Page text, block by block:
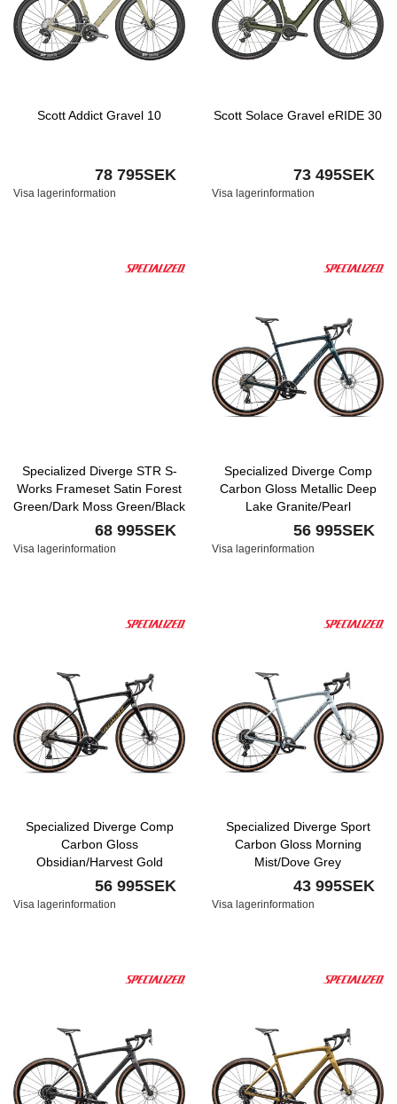
Scott Addict Gravel 10
78 795SEK
Visa lagerinformation
Scott Solace Gravel eRIDE 30
73 495SEK
Visa lagerinformation
Specialized Diverge STR S-
Works Frameset Satin Forest
Green/Dark Moss Green/Black
Pearl
68 995SEK
Visa lagerinformation
Specialized Diverge Comp
Carbon Gloss Metallic Deep
Lake Granite/Pearl
56 995SEK
Visa lagerinformation
Specialized Diverge Comp
Carbon Gloss
Obsidian/Harvest Gold
Metallic
56 995SEK
Visa lagerinformation
Specialized Diverge Sport
Carbon Gloss Morning
Mist/Dove Grey
43 995SEK
Visa lagerinformation